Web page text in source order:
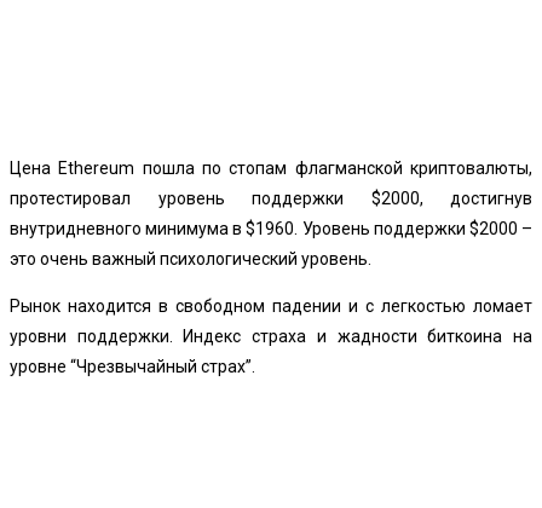
Цена Ethereum пошла по стопам флагманской криптовалюты,
протестировал уровень поддержки $2000, достигнув
внутридневного минимума в $1960. Уровень поддержки $2000 –
это очень важный психологический уровень.
Рынок находится в свободном падении и с легкостью ломает
уровни поддержки. Индекс страха и жадности биткоина на
уровне “Чрезвычайный страх”.